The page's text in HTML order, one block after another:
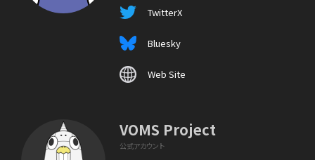
TwitterX
Bluesky
Web Site
VOMS Project
公式アカウント